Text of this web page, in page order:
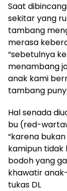
Saat
sekitar yang
tambang
merasa
“sebetulnya
menambang
anak kami
tambang
Hal senada
bu (red-
“karena
kamipun tidak
bodoh yang
khawatir
tukas DL